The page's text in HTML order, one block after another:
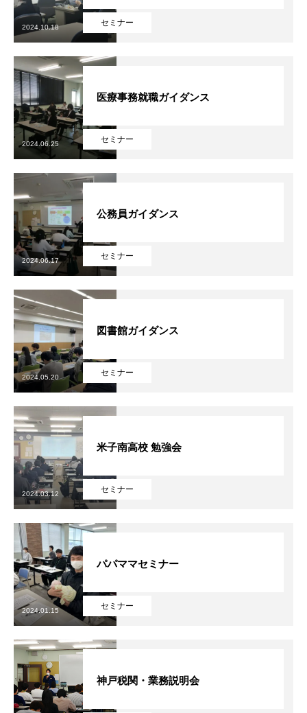
よくある質問
お問い合わせ
アクセス
NiBキャンパスブログ
セミナー
2024.10.18
セミナー
医療事務就職ガイダンス
2024.06.25
セミナー
公務員ガイダンス
2024.06.17
セミナー
図書館ガイダンス
2024.05.20
セミナー
米子南高校 勉強会
2024.03.12
セミナー
パパママセミナー
2024.01.15
神戸税関・業務説明会